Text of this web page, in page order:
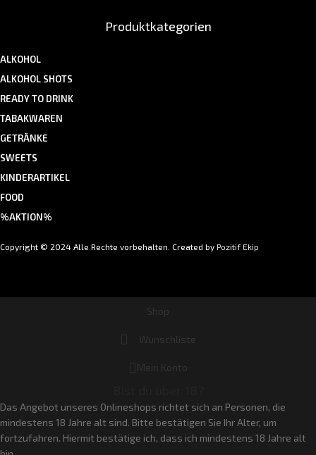
Produktkategorien
ALKOHOL
ALKOHOL SHOTS
READY TO DRINK
TABAKWAREN
GETRÄNKE
SWEETS
KINDERARTIKEL
FOOD
%AKTION%
Copyright © 2024 Alle Rechte vorbehalten. Created by Pozitif Ekip
Shop
Wunschliste
Mein Konto
Das Angebot unseres Onlineshops richtet sich an Personen, die
mindestens 18 Jahre alt sind. Bitte bestätigen Sie Ihr Alter, um
fortzufahren. Hiermit bestätige ich, dass ich mindestens 18 Jahre alt